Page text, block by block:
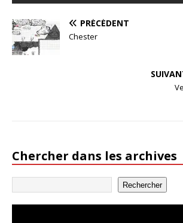
PRÉCÉDENT
Chester
Chercher dans les archives
Rechercher